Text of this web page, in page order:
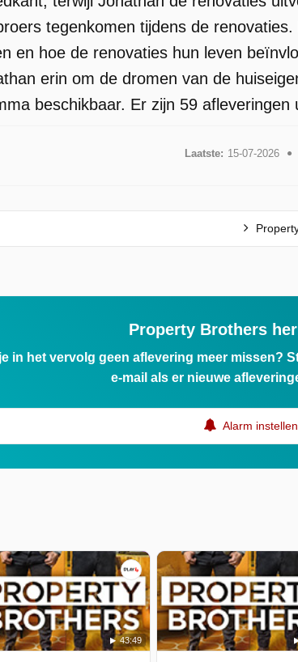
tegenkomen tijdens de
en hoe de renovaties hun leven
erin om de dromen van de
beschikbaar. Er zijn 59
Laatste: 15-07-2026
Property Brothers
in het vervolg geen aflevering meer missen?
e-mail als er nieuwe
Alarm instellen
43:49